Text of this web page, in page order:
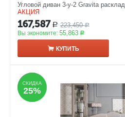
Угловой диван 3-у-2 Gravita
АКЦИЯ
167,587 Р 223,450 Р
Вы экономите: 55,863 Р
КУПИТЬ
СКИДКА
25%
СКИДКА
25%